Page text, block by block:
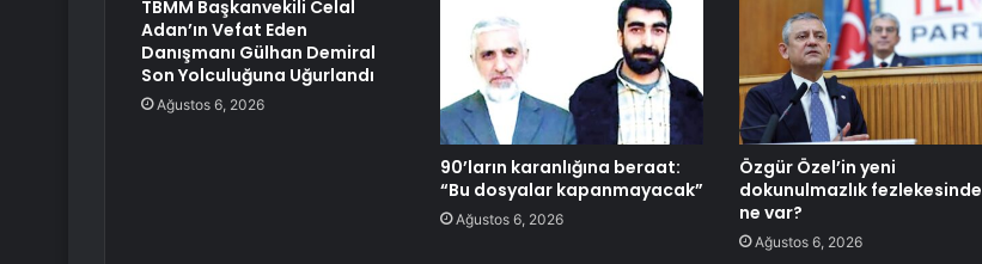
TBMM Başkanvekili Celal
Adan’ın Vefat Eden
Danışmanı Gülhan Demiral
Son Yolculuğuna Uğurlandı
Ağustos 6, 2026
90’ların karanlığına beraat:
“Bu dosyalar kapanmayacak”
Ağustos 6, 2026
Özgür Özel’in yeni
dokunulmazlık fezlekesinde
ne var?
Ağustos 6, 2026